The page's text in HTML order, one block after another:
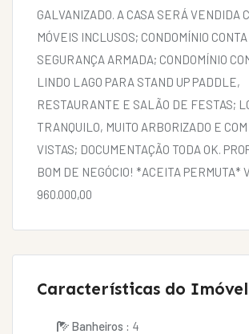
GALVANIZADO. A CASA SERÁ VENDIDA
MÓVEIS INCLUSOS; CONDOMÍNIO CONTA
SEGURANÇA ARMADA; CONDOMÍNIO
LINDO LAGO PARA STAND UP PADDLE,
RESTAURANTE E SALÃO DE FESTAS;
TRANQUILO, MUITO ARBORIZADO E
VISTAS; DOCUMENTAÇÃO TODA OK.
BOM DE NEGÓCIO! *ACEITA PERMUTA*
960.000,00
Características do Imóvel
Banheiros : 4